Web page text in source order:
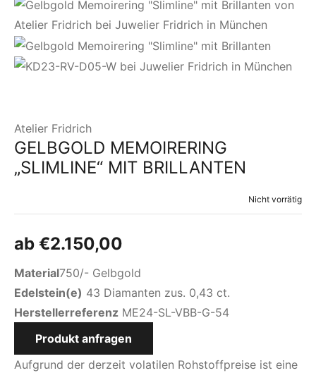
Atelier Fridrich
GELBGOLD MEMOIRERING
„SLIMLINE“ MIT BRILLANTEN
Nicht vorrätig
ab €2.150,00
Material750/- Gelbgold
Edelstein(e) 43 Diamanten zus. 0,43 ct.
Herstellerreferenz ME24-SL-VBB-G-54
Produkt anfragen
Aufgrund der derzeit volatilen Rohstoffpreise ist eine